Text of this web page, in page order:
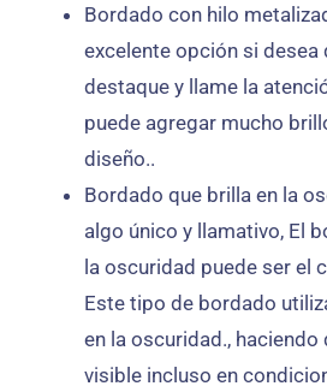
Bordado con hilo
excelente opción si desea
destaque y llame la
puede agregar mucho
diseño..
Bordado que brilla en la
algo único y llamativo, El
la oscuridad puede ser el
Este tipo de bordado
en la oscuridad., haciendo
visible incluso en